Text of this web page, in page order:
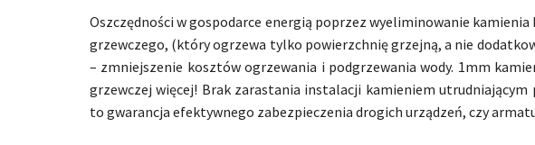
Oszczędności w gospodarce energią poprzez wyeliminowanie
grzewczego, (który ogrzewa tylko powierzchnię grzejną, a nie
– zmniejszenie kosztów ogrzewania i podgrzewania wody. 1mm
grzewczej więcej! Brak zarastania instalacji kamieniem utrudniającym
to gwarancja efektywnego zabezpieczenia drogich urządzeń, czy